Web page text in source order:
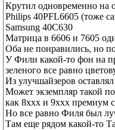
Крутил одновременно на
Philips 40PFL6605 (тоже
Samsung 40С630
Матрица в 6606 и 7605
Оба не понравились, но
У Фили какой-то фон на
зеленого все равно
Из улучшайзеров
Может экземпляр такой
как 8ххх и 9ххх премиум
Но все равно Филя был
Там еще рядом какой-то